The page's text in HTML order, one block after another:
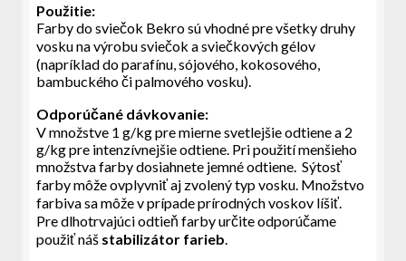
Použitie:
Farby do sviečok Bekro sú vhodné pre všetky druhy
vosku na výrobu sviečok a sviečkových gélov
(napríklad do parafínu, sójového, kokosového,
bambuckého či palmového vosku).
Odporúčané dávkovanie:
V množstve 1 g/kg pre mierne svetlejšie odtiene a 2
g/kg pre intenzívnejšie odtiene. Pri použití menšieho
množstva farby dosiahnete jemné odtiene. Sýtosť
farby môže ovplyvniť aj zvolený typ vosku. Množstvo
farbiva sa môže v prípade prírodných voskov líšiť.
Pre dlhotrvajúci odtieň farby určite odporúčame
použiť náš stabilizátor farieb